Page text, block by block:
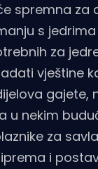
spremna za
s
za
vještine
gajete,
u nekim
za
i